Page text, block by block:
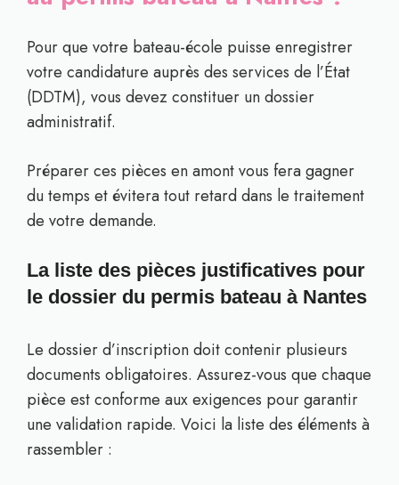
Pour que votre bateau-école puisse enregistrer
votre candidature auprès des services de l’État
(DDTM), vous devez constituer un dossier
administratif.
Préparer ces pièces en amont vous fera gagner
du temps et évitera tout retard dans le traitement
de votre demande.
La liste des pièces justificatives pour
le dossier du permis bateau à Nantes
Le dossier d’inscription doit contenir plusieurs
documents obligatoires. Assurez-vous que chaque
pièce est conforme aux exigences pour garantir
une validation rapide. Voici la liste des éléments à
rassembler :